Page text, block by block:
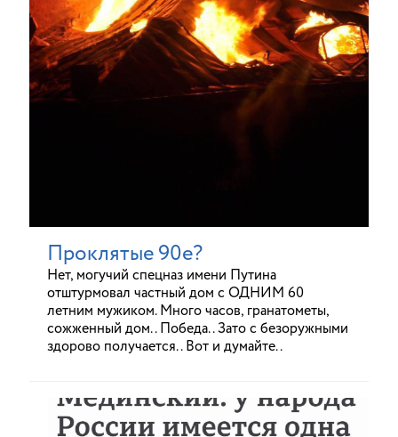
Проклятые 90е?
Нет, могучий спецназ имени Путина
отштурмовал частный дом с ОДНИМ 60
летним мужиком. Много часов, гранатометы,
сожженный дом.. Победа.. Зато с безоружными
здорово получается.. Вот и думайте..